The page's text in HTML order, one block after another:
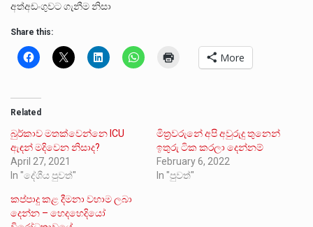
අත්අඩංගුවට ගැනීම නිසා
Share this:
More
Related
බුර්කාව මතක්වෙන්නෙ ICU
ඇඳන් මදිවෙන නිසාද?
April 27, 2021
In "දේශීය පුවත්"
මිත්‍රවරුනේ අපි අවුරුදු තුනෙන්
ඉතුරු ටික කරලා දෙන්නම්
February 6, 2022
In "පුවත්"
කප්පාදු කළ දීමනා වහාම ලබා
දෙන්න – හෙදහෙදියෝ